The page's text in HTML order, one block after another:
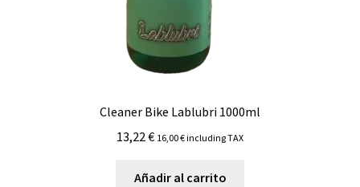
Cleaner Bike Lablubri 1000ml
13,22€ 16,00€including TAX
Añadir al carrito